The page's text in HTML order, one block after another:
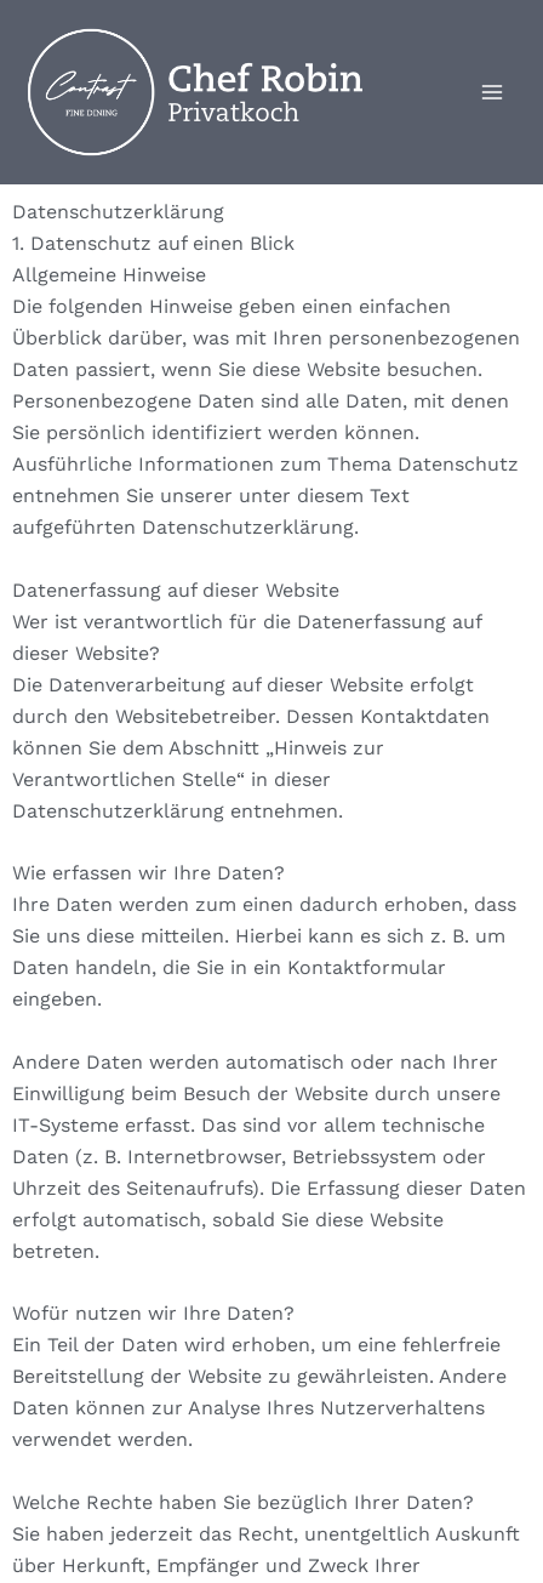
Inhalt
springen
Datenschutz­erklärung
1. Datenschutz auf einen Blick
Allgemeine Hinweise
Die folgenden Hinweise geben einen einfachen
Überblick darüber, was mit Ihren personenbezogenen
Daten passiert, wenn Sie diese Website besuchen.
Personenbezogene Daten sind alle Daten, mit denen
Sie persönlich identifiziert werden können.
Ausführliche Informationen zum Thema Datenschutz
entnehmen Sie unserer unter diesem Text
aufgeführten Datenschutzerklärung.
Datenerfassung auf dieser Website
Wer ist verantwortlich für die Datenerfassung auf
dieser Website?
Die Datenverarbeitung auf dieser Website erfolgt
durch den Websitebetreiber. Dessen Kontaktdaten
können Sie dem Abschnitt „Hinweis zur
Verantwortlichen Stelle“ in dieser
Datenschutzerklärung entnehmen.
Wie erfassen wir Ihre Daten?
Ihre Daten werden zum einen dadurch erhoben, dass
Sie uns diese mitteilen. Hierbei kann es sich z. B. um
Daten handeln, die Sie in ein Kontaktformular
eingeben.
Andere Daten werden automatisch oder nach Ihrer
Einwilligung beim Besuch der Website durch unsere
IT-Systeme erfasst. Das sind vor allem technische
Daten (z. B. Internetbrowser, Betriebssystem oder
Uhrzeit des Seitenaufrufs). Die Erfassung dieser Daten
erfolgt automatisch, sobald Sie diese Website
betreten.
Wofür nutzen wir Ihre Daten?
Ein Teil der Daten wird erhoben, um eine fehlerfreie
Bereitstellung der Website zu gewährleisten. Andere
Daten können zur Analyse Ihres Nutzerverhaltens
verwendet werden.
Welche Rechte haben Sie bezüglich Ihrer Daten?
Sie haben jederzeit das Recht, unentgeltlich Auskunft
über Herkunft, Empfänger und Zweck Ihrer